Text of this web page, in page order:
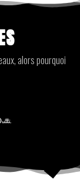
alors pourquoi